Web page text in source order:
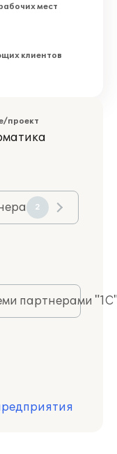
мест
клиентов
проект
2
партнерами